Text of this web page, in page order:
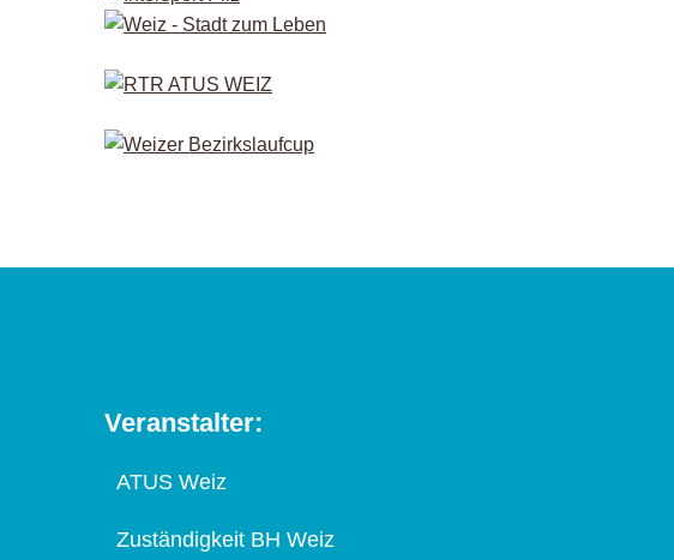
Veranstalter:
ATUS Weiz
Zuständigkeit BH Weiz